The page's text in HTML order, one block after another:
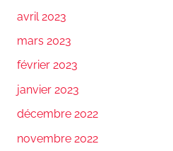
avril 2023
mars 2023
février 2023
janvier 2023
décembre 2022
novembre 2022